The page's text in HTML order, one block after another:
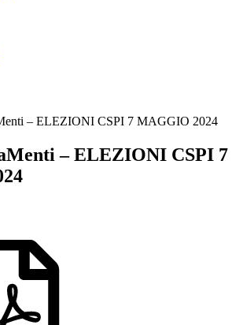
– ELEZIONI CSPI 7 MAGGIO 2024
– ELEZIONI CSPI 7